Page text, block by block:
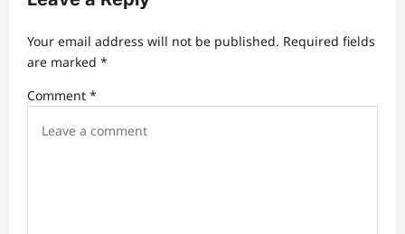
Your email address will not be published. Required fields
are marked *
Comment *